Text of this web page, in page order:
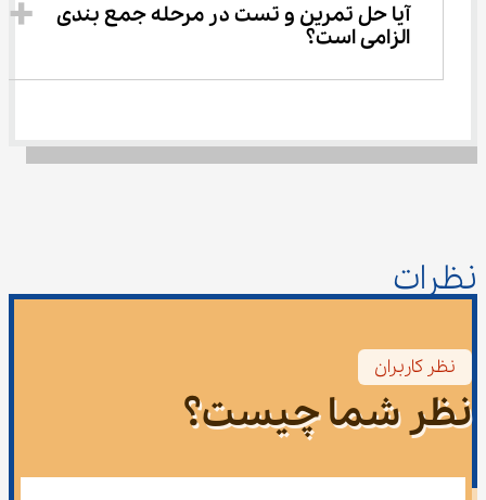
آیا حل تمرین و تست در مرحله جمع بندی
الزامی است؟
نظرات
نظر کاربران
نظر شما چیست؟